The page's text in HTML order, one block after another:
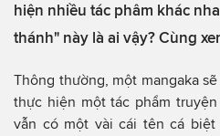
hiện nhiều tác phâm khác
thánh" này là ai vậy? Cùng
Thông thường, một mangaka
thực hiện một tác phẩm
vẫn có một vài cái tên cá